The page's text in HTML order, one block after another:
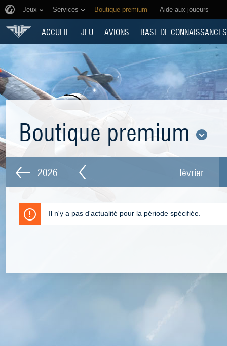
Jeux Services Boutique premium Aide aux joueurs
ACCUEIL JEU AVIONS BASE DE CONNAISSANCES
Boutique premium
2026 février
Il n'y a pas d'actualité pour la période spécifiée.